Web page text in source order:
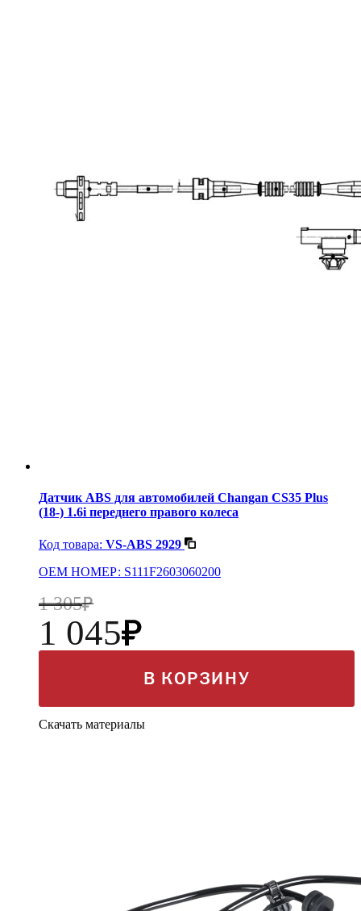
Датчик ABS для автомобилей Changan CS35 Plus
(18-) 1.6i переднего правого колеса
Код товара: VS-ABS 2929
OEM НОМЕР: S111F2603060200
1 305
1 045
В КОРЗИНУ
Скачать материалы